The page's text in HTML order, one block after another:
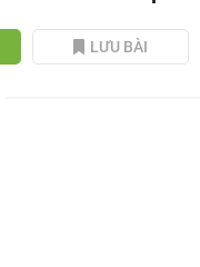
LƯU BÀI